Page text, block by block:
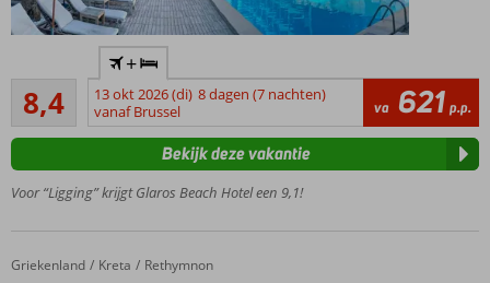
Vriendelijk
personeel
Schoon en
opgeruimd
Heerlijke
8,4Zeer goed
105
beoordelingen
+
13 okt 2026 (di) 8 dagen (7 nachten)
vanaf Brussel
va 621 p.p.
Voor “Ligging” krijgt Glaros Beach Hotel een 9,1!
Bekijk deze vakantie
Home
Griekenland Kreta Rethymnon
Iberostar Selection Creta Marine